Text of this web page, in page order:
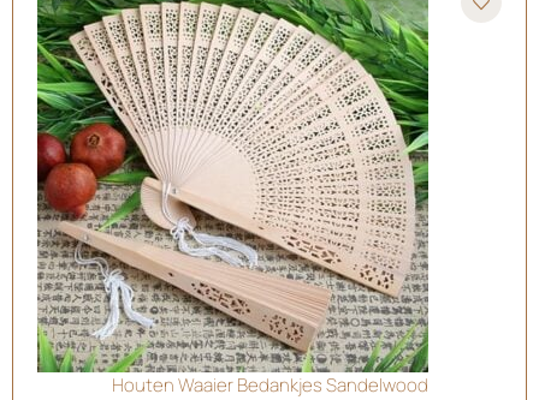
Houten Waaier Bedankjes Sandelwood